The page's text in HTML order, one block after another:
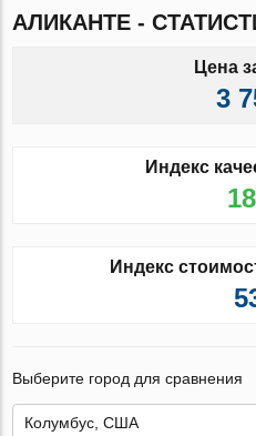
АЛИКАНТЕ -
Цена
3
Индекс
Индекс
Выберите город для сравнения